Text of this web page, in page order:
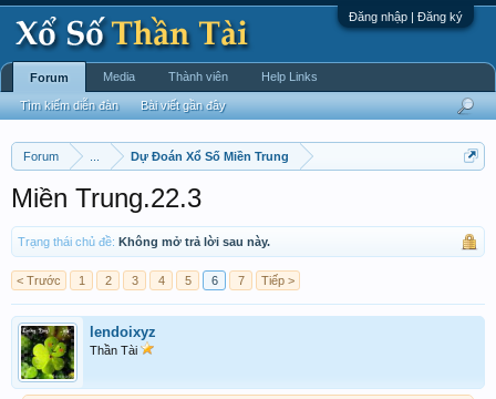
Đăng nhập | Đăng ký
Forum Dự Đoán Xổ Số Miền Trung
Miền Trung.22.3
Trạng thái chủ đề: Không mở trả lời sau này.
< Trước 1 2 3 4 5 6 7 Tiếp >
lendoixyz
Thần Tài
Forum
Tìm kiếm diễn đàn Bài viết gần đây
Media Thành viên Help Links